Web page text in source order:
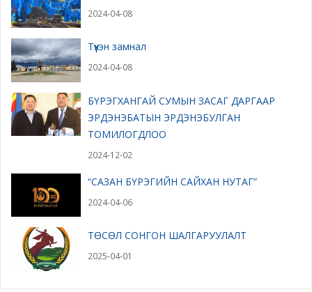
2024-04-08
Түүхэн замнал
2024-04-08
БҮРЭГХАНГАЙ СУМЫН ЗАСАГ ДАРГААР
ЭРДЭНЭБАТЫН ЭРДЭНЭБУЛГАН
ТОМИЛОГДЛОО
2024-12-02
“САЗАН БҮРЭГИЙН САЙХАН НУТАГ”
2024-04-06
ТӨСӨЛ СОНГОН ШАЛГАРУУЛАЛТ
2025-04-01